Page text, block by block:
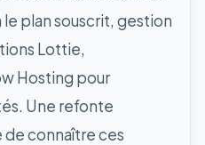
plan souscrit, gestion
Lottie,
Hosting pour
Une refonte
connaître ces